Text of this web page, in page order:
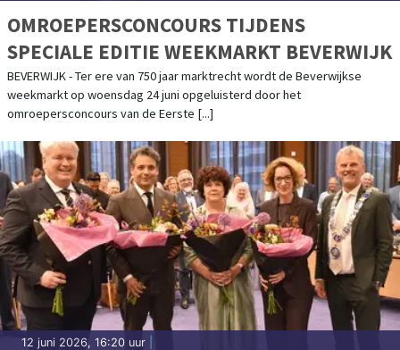
OMROEPERSCONCOURS TIJDENS
SPECIALE EDITIE WEEKMARKT BEVERWIJK
BEVERWIJK - Ter ere van 750 jaar marktrecht wordt de Beverwijkse
weekmarkt op woensdag 24 juni opgeluisterd door het
omroepersconcours van de Eerste [...]
12 juni 2026, 16:20 uur